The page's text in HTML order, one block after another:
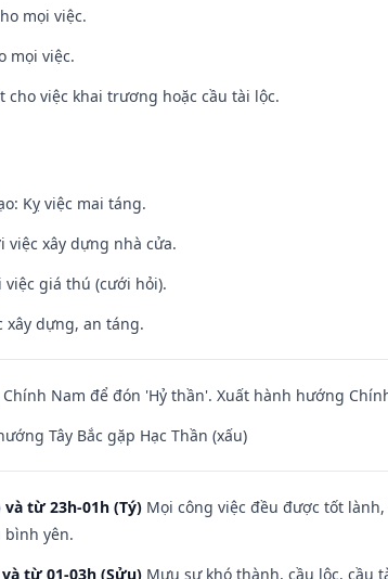
mọi việc.
mọi việc.
cho việc khai trương hoặc cầu tài lộc.
Kỵ việc mai táng.
việc xây dựng nhà cửa.
việc giá thú (cưới hỏi).
xây dựng, an táng.
Nam để đón 'Hỷ thần'. Xuất hành hướng
Tây Bắc gặp Hạc Thần (xấu)
và từ 23h-01h (Tý) Mọi công việc đều được tốt
yên.
từ 01-03h (Sửu) Mưu sự khó thành, cầu lộc, cầu